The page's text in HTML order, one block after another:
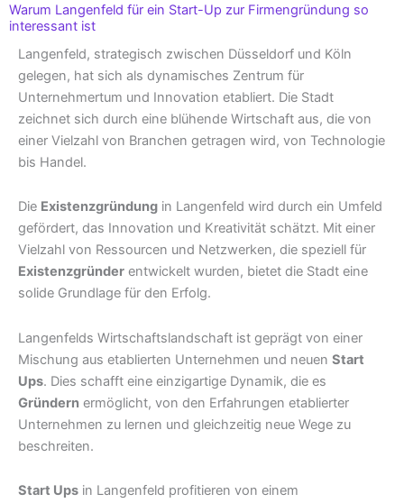
Warum Langenfeld für ein Start-Up zur Firmengründung so
interessant ist
Langenfeld, strategisch zwischen Düsseldorf und Köln
gelegen, hat sich als dynamisches Zentrum für
Unternehmertum und Innovation etabliert. Die Stadt
zeichnet sich durch eine blühende Wirtschaft aus, die von
einer Vielzahl von Branchen getragen wird, von Technologie
bis Handel.
Die Existenzgründung in Langenfeld wird durch ein Umfeld
gefördert, das Innovation und Kreativität schätzt. Mit einer
Vielzahl von Ressourcen und Netzwerken, die speziell für
Existenzgründer entwickelt wurden, bietet die Stadt eine
solide Grundlage für den Erfolg.
Langenfelds Wirtschaftslandschaft ist geprägt von einer
Mischung aus etablierten Unternehmen und neuen Start
Ups. Dies schafft eine einzigartige Dynamik, die es
Gründern ermöglicht, von den Erfahrungen etablierter
Unternehmen zu lernen und gleichzeitig neue Wege zu
beschreiten.
Start Ups in Langenfeld profitieren von einem